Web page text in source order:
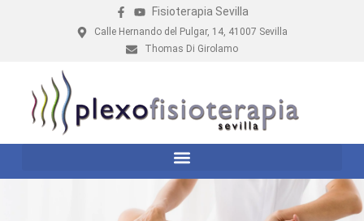
Fisioterapia Sevilla
Calle Hernando del Pulgar, 14, 41007 Sevilla
Thomas Di Girolamo